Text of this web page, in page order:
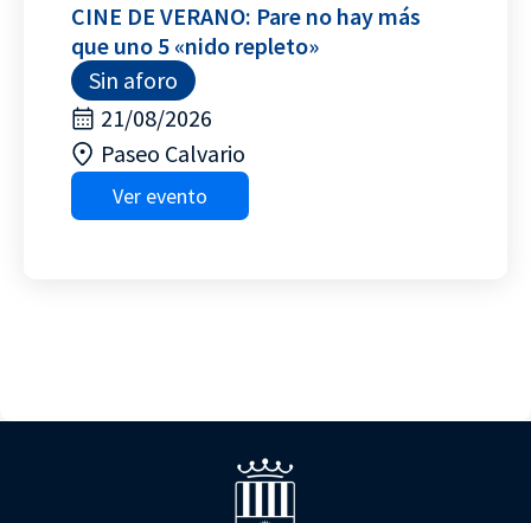
CINE DE VERANO: Pare no hay más
que uno 5 «nido repleto»
Sin aforo
21/08/2026
Paseo Calvario
Ver evento